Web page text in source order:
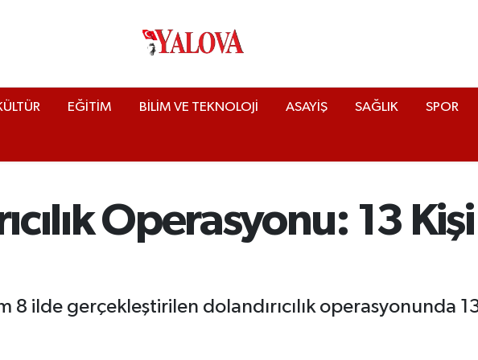
EĞİTİM BİLİM VE TEKNOLOJİ ASAYİŞ SAĞLIK SPOR
Operasyonu: 13 Kişi
ilde gerçekleştirilen dolandırıcılık operasyonunda